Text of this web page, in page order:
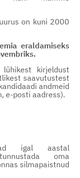
on kuni 2000
eraldamiseks
kirjeldust
saavutustest
andmeid
e-posti aadress).
igal aastal
oma
silmapaistnud